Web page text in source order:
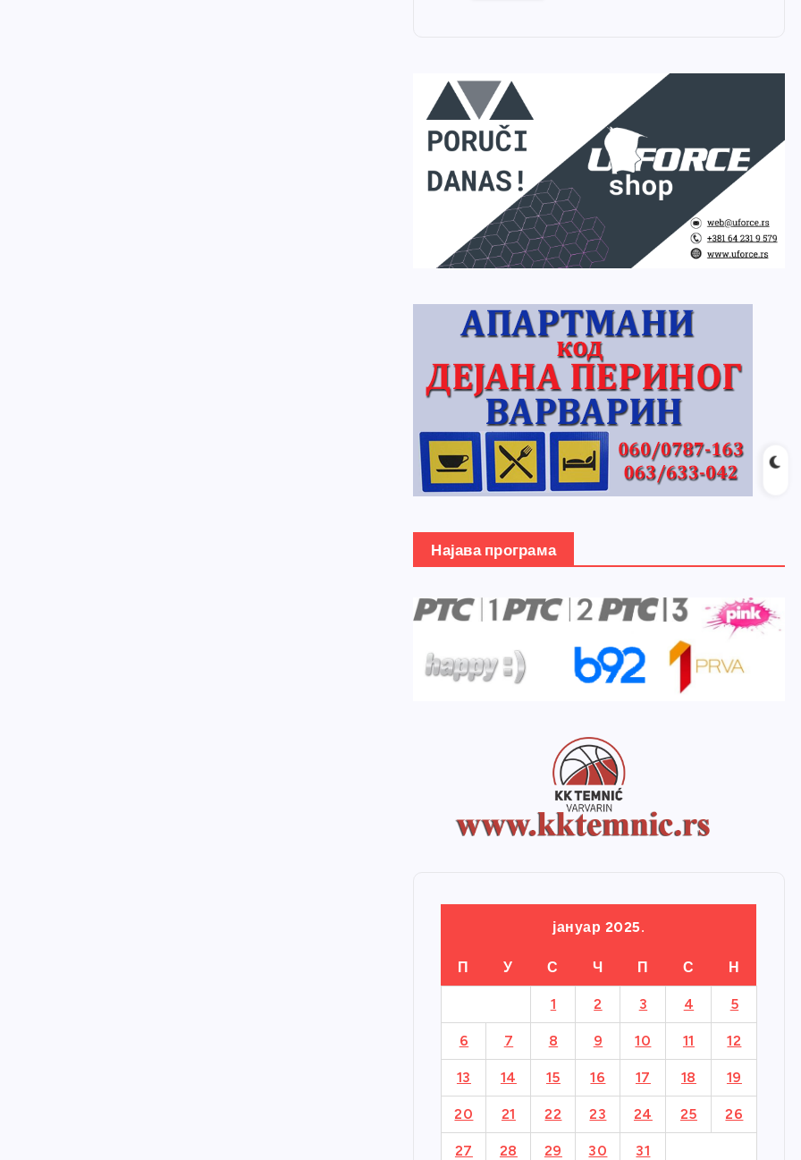
Најава програма
јануар 2025.
П У С Ч П С Н
1 2 3 4 5
6 7 8 9 10 11 12
13 14 15 16 17 18 19
20 21 22 23 24 25 26
27 28 29 30 31